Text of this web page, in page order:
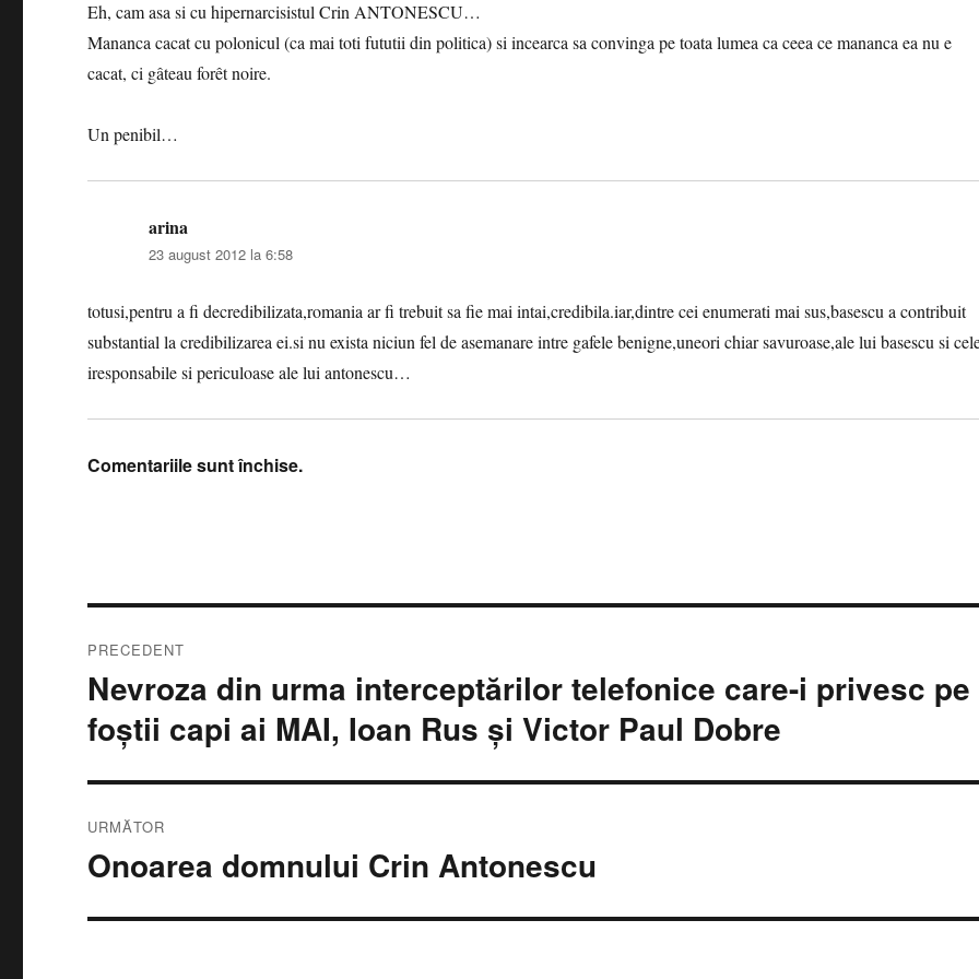
Eh, cam asa si cu hipernarcisistul Crin ANTONESCU…
Mananca cacat cu polonicul (ca mai toti fututii din politica) si incearca sa convinga pe toata lumea ca ceea ce mananca ea nu e
cacat, ci gâteau forêt noire.
Un penibil…
arina
23 august 2012 la 6:58
totusi,pentru a fi decredibilizata,romania ar fi trebuit sa fie mai intai,credibila.iar,dintre cei enumerati mai sus,basescu a contribuit
substantial la credibilizarea ei.si nu exista niciun fel de asemanare intre gafele benigne,uneori chiar savuroase,ale lui basescu si
iresponsabile si periculoase ale lui antonescu…
Comentariile sunt închise.
în
articole
PRECEDENT
Articolul
anterior:
Nevroza din urma interceptărilor telefonice care-i privesc pe
foştii capi ai MAI, Ioan Rus şi Victor Paul Dobre
URMĂTOR
Articolul
Onoarea domnului Crin Antonescu